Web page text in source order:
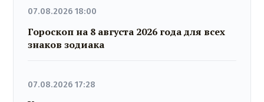
07.08.2026 18:00
Гороскоп на 8 августа 2026 года для всех
знаков зодиака
07.08.2026 17:28